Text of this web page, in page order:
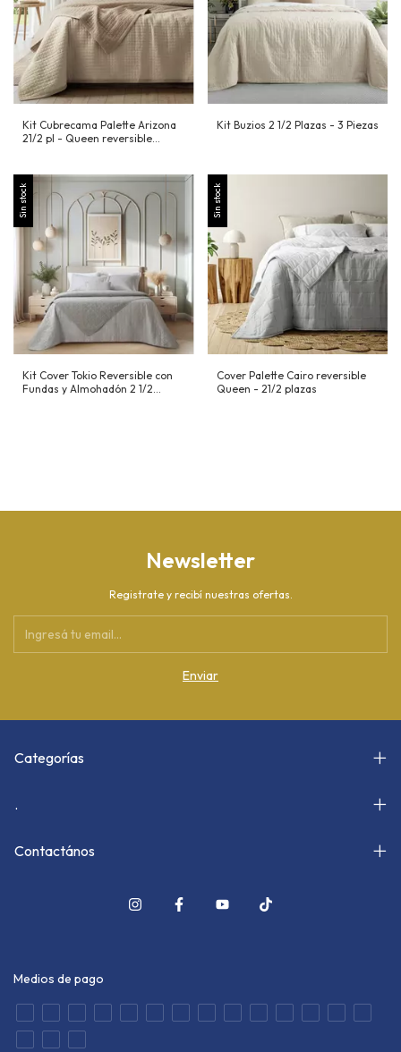
Kit Cubrecama Palette Arizona
21/2 pl - Queen reversible
Kit Buzios 2 1/2 Plazas - 3 Piezas
Sin stock
Kit Cover Tokio Reversible con
Fundas y Almohadón 2 1/2
Sin stock
Cover Palette Cairo reversible
Queen - 21/2 plazas
Newsletter
Registrate y recibí nuestras ofertas.
Categorías
.
Contactános
Medios de pago